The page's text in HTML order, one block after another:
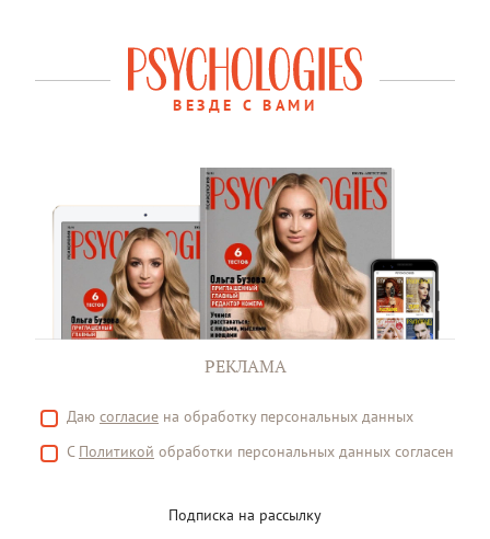
ВЕЗДЕ С ВАМИ
РЕКЛАМА
Даю согласие на обработку персональных данных
С Политикой обработки персональных данных согласен
Подписка на рассылку